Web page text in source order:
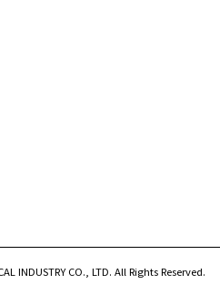
INDUSTRY CO., LTD. All Rights Reserved.